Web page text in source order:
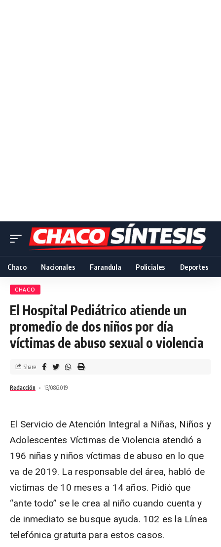
Chaco Nacionales Farandula Policiales Deportes
CHACO
El Hospital Pediátrico atiende un
promedio de dos niños por día
víctimas de abuso sexual o violencia
Redacción 13/08/2019
Share
El Servicio de Atención Integral a Niñas, Niños y
Adolescentes Víctimas de Violencia atendió a
196 niñas y niños víctimas de abuso en lo que
va de 2019. La responsable del área, habló de
víctimas de 10 meses a 14 años. Pidió que
“ante todo” se le crea al niño cuando cuenta y
de inmediato se busque ayuda. 102 es la Línea
telefónica gratuita para estos casos.